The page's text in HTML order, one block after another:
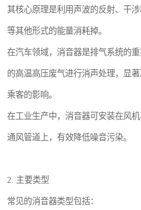
其核心原理是利用声波的反射、干
等其他形式的能量消耗掉。
在汽车领域，消音器是排气系统的
的高温高压废气进行消声处理，显
乘客的影响。
在工业生产中，消音器可安装在风
通风管道上，有效降低噪音污染。
2. 主要类型
常见的消音器类型包括：